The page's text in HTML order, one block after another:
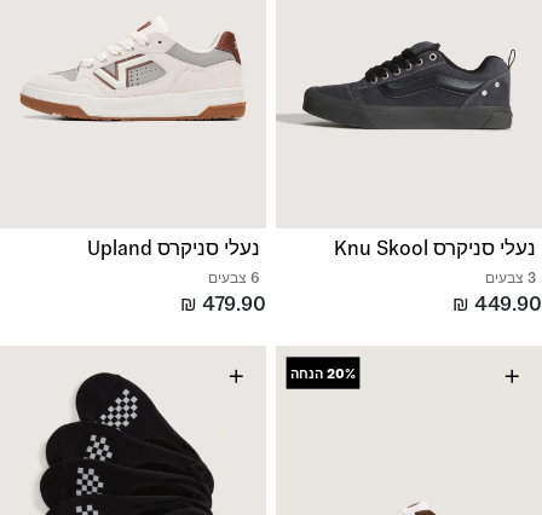
נעלי סניקרס Knu Skool
3 צבעים
₪ 449.90
נעלי סניקרס Upland
6 צבעים
₪ 479.90
+
20% הנחה +